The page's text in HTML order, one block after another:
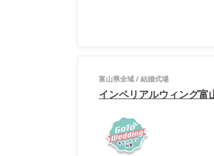
富山県全域/結婚式場
インペリアルウィング富